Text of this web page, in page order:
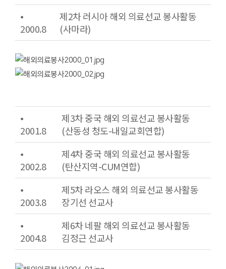
⦁
2000.8
제2차 러시아 해외 의료선교 봉사활동
(사마라)
⦁
2001.8
제3차 중국 해외 의료선교 봉사활동
(산동성 청도-내일교회연합)
⦁
2002.8
제4차 중국 해외 의료선교 봉사활동
(탄산지역-CUM연합)
⦁
2003.8
제5차 라오스 해외 의료선교 봉사활동
장기선 선교사
⦁
2004.8
제6차 네팔 해외 의료선교 봉사활동
김정근 선교사